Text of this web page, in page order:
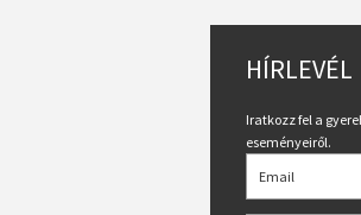
HÍRLEVÉL
Iratkozz fel a
eseményeiről.